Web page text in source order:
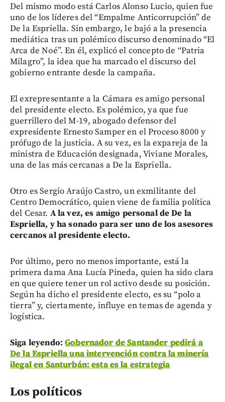
Del mismo modo está Carlos Alonso Lucio, quien fue
uno de los líderes del “Empalme Anticorrupción” de
De la Espriella. Sin embargo, le bajó a la presencia
mediática tras un polémico discurso denominado “El
Arca de Noé”. En él, explicó el concepto de “Patria
Milagro”, la idea que ha marcado el discurso del
gobierno entrante desde la campaña.
El exrepresentante a la Cámara es amigo personal
del presidente electo. Es polémico, ya que fue
guerrillero del M-19, abogado defensor del
expresidente Ernesto Samper en el Proceso 8000 y
prófugo de la justicia. A su vez, es la expareja de la
ministra de Educación designada, Viviane Morales,
una de las más cercanas a De la Espriella.
Otro es Sergio Araújo Castro, un exmilitante del
Centro Democrático, quien viene de familia política
del Cesar. A la vez, es amigo personal de De la
Espriella, y ha sonado para ser uno de los asesores
cercanos al presidente electo.
Por último, pero no menos importante, está la
primera dama Ana Lucía Pineda, quien ha sido clara
en que quiere tener un rol activo desde su posición.
Según ha dicho el presidente electo, es su “polo a
tierra” y, ciertamente, influye en temas de agenda y
logística.
Siga leyendo:Gobernador de Santander pedirá a
De la Espriella una intervención contra la minería
ilegal en Santurbán: esta es la estrategia
Los políticos